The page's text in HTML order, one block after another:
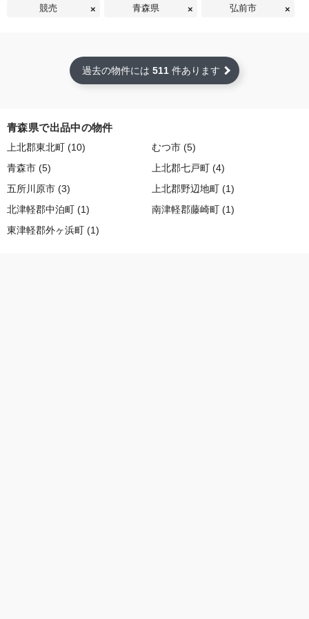
競売 青森県 弘前市
過去の物件には 511 件あります
青森県で出品中の物件
上北郡東北町 (10) むつ市 (5)
青森市 (5) 上北郡七戸町 (4)
五所川原市 (3) 上北郡野辺地町 (1)
北津軽郡中泊町 (1) 南津軽郡藤崎町 (1)
東津軽郡外ヶ浜町 (1)